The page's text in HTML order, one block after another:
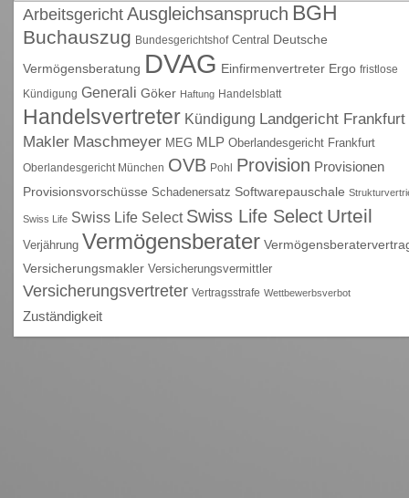
Arbeitsgericht Ausgleichsanspruch BGH
Buchauszug Bundesgerichtshof Central Deutsche
Vermögensberatung DVAG Einfirmenvertreter Ergo fristlose
Kündigung Generali Göker Haftung Handelsblatt
Handelsvertreter Kündigung Landgericht Frankfurt
Makler Maschmeyer MEG MLP Oberlandesgericht Frankfurt
Oberlandesgericht München OVB Pohl Provision Provisionen
Provisionsvorschüsse Schadenersatz Softwarepauschale
Swiss Life Swiss Life Select Swiss Life Select Urteil
Verjährung Vermögensberater
Versicherungsmakler Versicherungsvermittler
Versicherungsvertreter Vertragsstrafe Wettbewerbsverbot
Zuständigkeit